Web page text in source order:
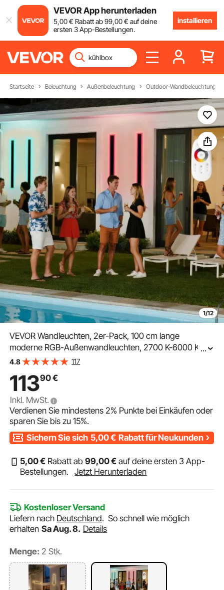
VEVOR App herunterladen
5,00€ Rabatt ab99,00€ auf deine
ersten 3 App-Bestellungen.
installieren
Startseite Beleuchtung Außenbeleuchtung Outdoor-Wandbeleuchtung
1/12
VEVOR Wandleuchten, 2er-Pack, 100 cm lange
moderne RGB-Außenwandleuchten, 2700 K-6000 K,
IP65 wasserdicht, rostfrei, dimmbar, Wand Licht für
...
4.8 117
11390€
Inkl. MwSt.
Verdienen Sie mindestens2% Punkte bei Einkäufen oder
sparen Sie bis zu15%.
Sichern Sie sich 5,00€ Rabatt für Neukunden
5,00€ Rabatt ab99,00€ auf deine ersten 3 App-
Bestellungen.
Jetzt Herunterladen
Kostenloser Versand
Liefern nach Deutschland.So schnell wie möglich
erhalten Sa Aug. 8. Details
Menge: 2 Stk.